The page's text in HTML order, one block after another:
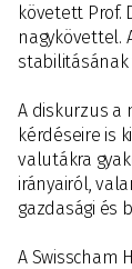
követett Prof.
nagykövettel.
A diskurzus a
kérdéseire is
valutákra
irányairól,
gazdasági és
A Swisscham